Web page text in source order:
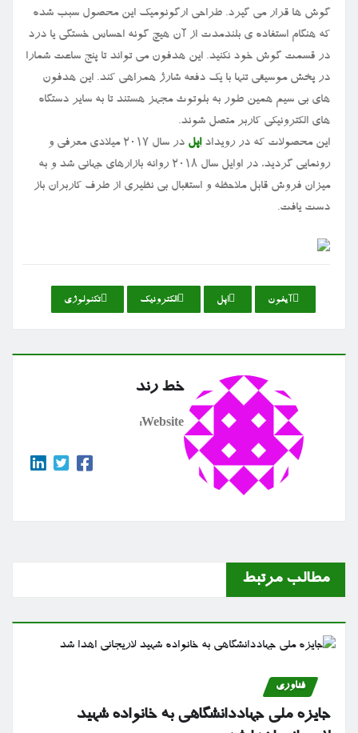
گوش ها قرار می گیرد. طراحی ارگونومیک این محصول سبب شده
که هنگام استفاده ی بلندمدت از آن هیچ گونه احساس خستگی یا درد
در قسمت گوش خود نکنید. این هدفون می تواند تا پنج ساعت شمارا
در پخش موسیقی تنها با یک دفعه شارژ همراهی کند. این هدفون
های بی سیم همین طور به بلوتوث مجهز هستند تا به سایر دستگاه
های الکترونیکی کاربر متصل شوند.
این محصولات که در رویداداپل
در سال ۲۰۱۷ میلادی معرفی و
رونمایی گردید، در اوایل سال ۲۰۱۸ روانه بازارهای جهانی شد و به
میزان فروش قابل ملاحظه و استقبال بی نظیری از طرف کاربران باز
دست یافت.
آیفون اپل الكترونیك تكنولوژی
خط رند
Website:
مطالب مرتبط
فناوری
جایزه ملی جهاددانشگاهی به خانواده شهید